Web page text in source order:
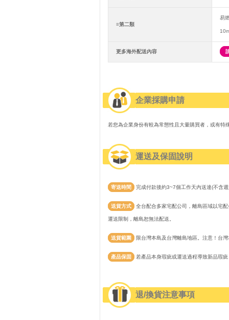
≡第二類
易
更多海外配送內容
企業採購申請
若您為企業身份有較為常態性且大量購買者，或有特
運送及保固說明
寄送時間 完成付款後約3~7個工作天內送達(不含
送貨方式 全台配合多家宅配公司，離島區域以宅
運送限制，離島恕無法配送。
送貨範圍 限台灣本島及台灣離島地區。注意！台
產品保固 若產品本身瑕疵或運送過程導致新品瑕
退/換貨注意事項